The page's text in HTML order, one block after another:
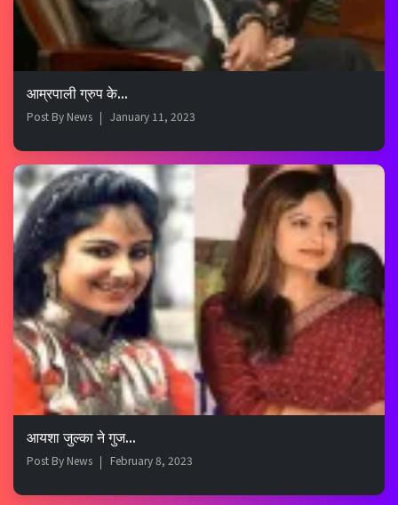
आम्रपाली ग्रुप के...
Post By News January 11, 2023
आयशा जुल्का ने गुज...
Post By News February 8, 2023